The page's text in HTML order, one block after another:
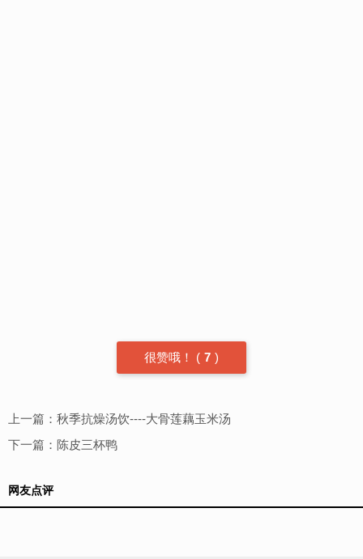
很赞哦！ ( 7 )
上一篇： 秋季抗燥汤饮----大骨莲藕玉米汤
下一篇： 陈皮三杯鸭
网友点评